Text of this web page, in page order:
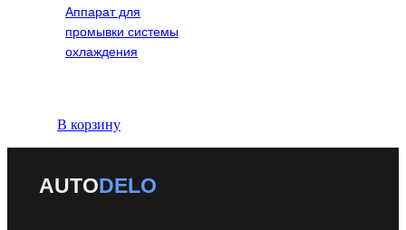
Аппарат для
промывки системы
охлаждения
В корзину
AUTODELO